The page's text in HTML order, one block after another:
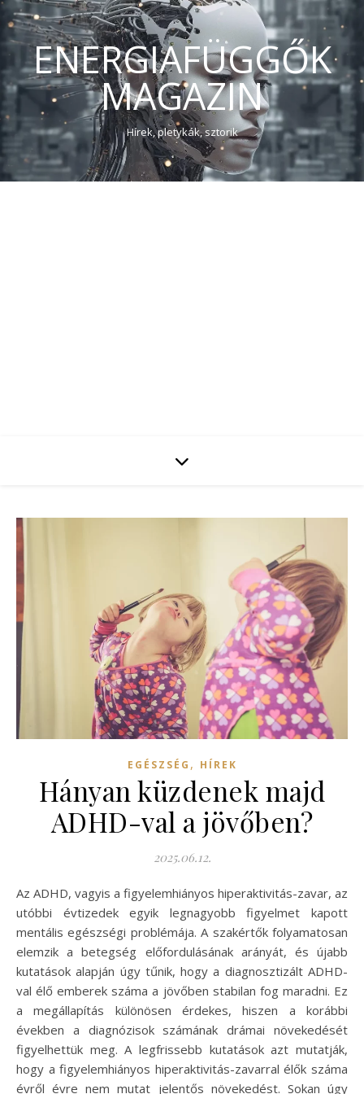
ENERGIAFÜGGŐK
MAGAZIN
Hírek, pletykák, sztorik
EGÉSZSÉG , HÍREK
Hányan küzdenek majd
ADHD-val a jövőben?
2025.06.12.
Az ADHD, vagyis a figyelemhiányos hiperaktivitás-zavar, az
utóbbi évtizedek egyik legnagyobb figyelmet kapott
mentális egészségi problémája. A szakértők folyamatosan
elemzik a betegség előfordulásának arányát, és újabb
kutatások alapján úgy tűnik, hogy a diagnosztizált ADHD-
val élő emberek száma a jövőben stabilan fog maradni. Ez
a megállapítás különösen érdekes, hiszen a korábbi
években a diagnózisok számának drámai növekedését
figyelhettük meg. A legfrissebb kutatások azt mutatják,
hogy a figyelemhiányos hiperaktivitás-zavarral élők száma
évről évre nem mutat jelentős növekedést. Sokan úgy